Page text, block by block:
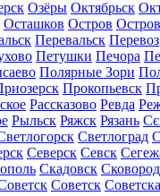
Озёры Октябрьск
Осташков Остров
Перевальск Перевоз
Петушки Печора
Полярные Зори
Прокопьевск
Рассказово Ревда
Рыльск Ряжск Рязань
Светлоград
Северск Севск
Скадовск
Советск